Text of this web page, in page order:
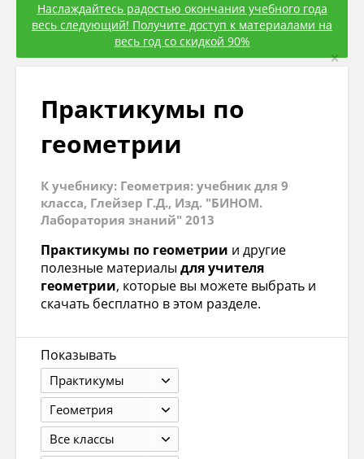
Наслаждайтесь радостью окончания учебного года
весь следующий! Получите доступ к материалами на
весь год со скидкой 90%
×
Практикумы по
геометрии
К учебнику: Геометрия: учебник для 9
класса, Глейзер Г.Д., Изд. "БИНОМ.
Лаборатория знаний" 2013
Практикумы по геометрии и другие
полезные материалы для учителя
геометрии, которые вы можете выбрать и
скачать бесплатно в этом разделе.
Показывать
Практикумы
Геометрия
Все классы